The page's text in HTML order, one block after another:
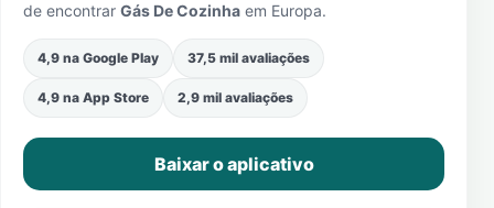
de encontrar Gás De Cozinha em Europa.
4,9 na Google Play 37,5 mil avaliações
4,9 na App Store 2,9 mil avaliações
Baixar o aplicativo